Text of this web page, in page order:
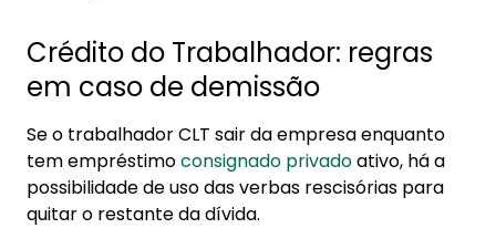
Crédito do Trabalhador: regras
em caso de demissão
Se o trabalhador CLT sair da empresa enquanto
tem empréstimoconsignado privadoativo, há a
possibilidade de uso das verbas rescisórias para
quitar o restante da dívida.